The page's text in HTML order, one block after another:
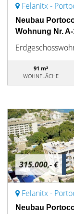
Felanitx -
Neubau
Wohnung Nr.
91 m²
WOHNFLÄCHE
315.000,- €
Felanitx -
Neubau